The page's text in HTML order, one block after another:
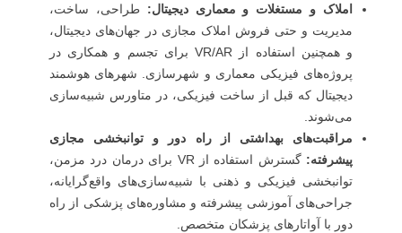
املاک و مستغلات و معماری دیجیتال: طراحی، ساخت،
مدیریت و حتی فروش املاک مجازی در جهان‌های دیجیتال،
و همچنین استفاده از VR/AR برای تجسم و همکاری در
پروژه‌های فیزیکی معماری و شهرسازی. شهرهای هوشمند
دیجیتال که قبل از ساخت فیزیکی، در متاورس شبیه‌سازی
می‌شوند.
مراقبت‌های بهداشتی از راه دور و توانبخشی مجازی
پیشرفته:
گسترش استفاده از VR برای درمان درد مزمن،
توانبخشی فیزیکی و ذهنی با شبیه‌سازی‌های واقع‌گرایانه،
جراحی‌های آموزشی پیشرفته و مشاوره‌های پزشکی از راه
دور با آواتارهای پزشکان متخصص.